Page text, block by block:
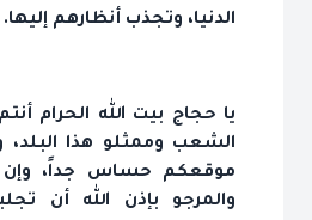
الدنيا، وتجذب أنظارهم إليها.
يا حجاج بيت الله الحرام
الشعب وممثلو هذا البلد،
موقعكم حساس جداً، وإن
والمرجو بإذن الله أن